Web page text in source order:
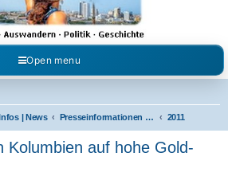
im Kolumbienforum
Open menu
Infos | News Presseinformationen & Neuigkeiten 2011
Kolumbien auf hohe Gold-